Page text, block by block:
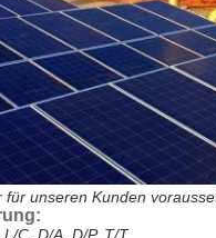
für unseren Kunden